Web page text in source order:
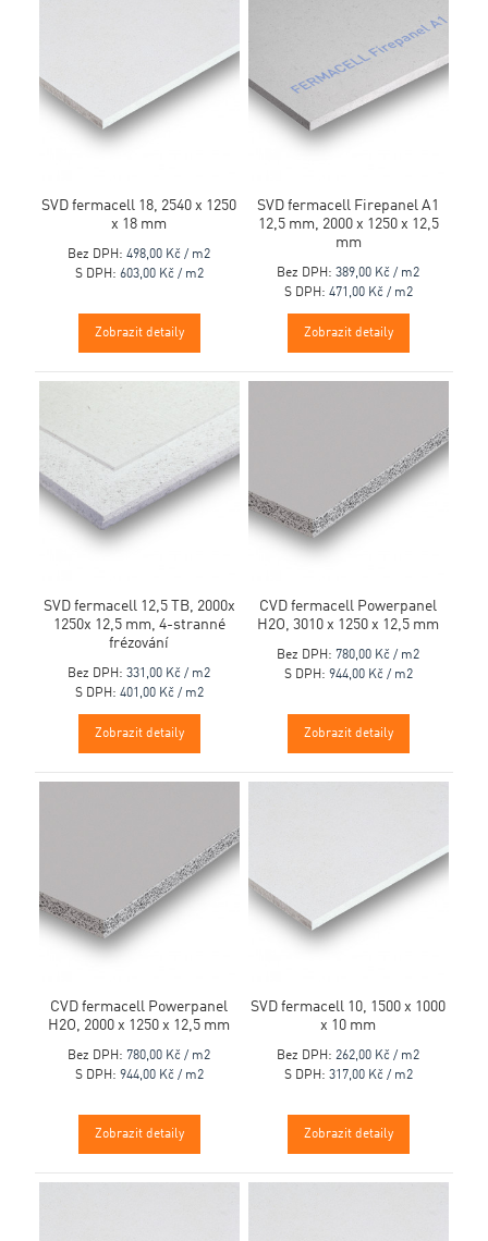
SVD fermacell 18, 2540 x 1250
x 18 mm
Bez DPH: 498,00 Kč / m2
S DPH: 603,00 Kč / m2
Zobrazit detaily
SVD fermacell Firepanel A1
12,5 mm, 2000 x 1250 x 12,5
mm
Bez DPH: 389,00 Kč / m2
S DPH: 471,00 Kč / m2
Zobrazit detaily
SVD fermacell 12,5 TB, 2000x
1250x 12,5 mm, 4-stranné
frézování
Bez DPH: 331,00 Kč / m2
S DPH: 401,00 Kč / m2
Zobrazit detaily
CVD fermacell Powerpanel
H2O, 3010 x 1250 x 12,5 mm
Bez DPH: 780,00 Kč / m2
S DPH: 944,00 Kč / m2
Zobrazit detaily
CVD fermacell Powerpanel
H2O, 2000 x 1250 x 12,5 mm
Bez DPH: 780,00 Kč / m2
S DPH: 944,00 Kč / m2
Zobrazit detaily
SVD fermacell 10, 1500 x 1000
x 10 mm
Bez DPH: 262,00 Kč / m2
S DPH: 317,00 Kč / m2
Zobrazit detaily